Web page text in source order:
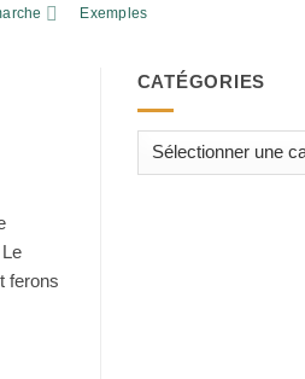
Exemples
ferons
CATÉGORIES
Catégories